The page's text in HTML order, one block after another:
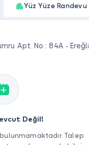
Yüz Yüze Randevu
Apt. No : 84A - Ereğli
Değil!
Talep